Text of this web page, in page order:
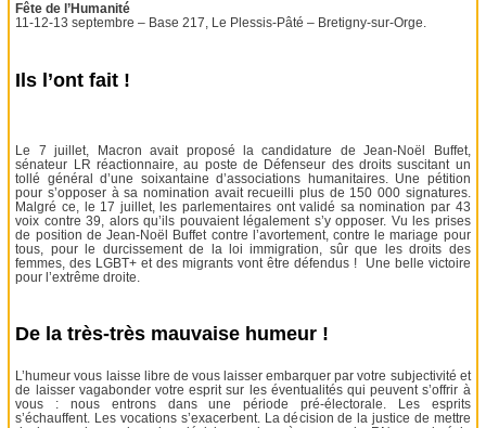
Fête de l’Humanité
11-12-13 septembre – Base 217, Le Plessis-Pâté – Bretigny-sur-Orge.
Ils l’ont fait !
Le 7 juillet, Macron avait proposé la candidature de Jean-Noël Buffet,
sénateur LR réactionnaire, au poste de Défenseur des droits suscitant un
tollé général d’une soixantaine d’associations humanitaires. Une pétition
pour s’opposer à sa nomination avait recueilli plus de 150 000 signatures.
Malgré ce, le 17 juillet, les parlementaires ont validé sa nomination par 43
voix contre 39, alors qu’ils pouvaient légalement s’y opposer. Vu les prises
de position de Jean-Noël Buffet contre l’avortement, contre le mariage pour
tous, pour le durcissement de la loi immigration, sûr que les droits des
femmes, des LGBT+ et des migrants vont être défendus ! Une belle victoire
pour l’extrême droite.
De la très-très mauvaise humeur !
L’humeur vous laisse libre de vous laisser embarquer par votre subjectivité et
de laisser vagabonder votre esprit sur les éventualités qui peuvent s’offrir à
vous : nous entrons dans une période pré-électorale. Les esprits
s’échauffent. Les vocations s’exacerbent. La décision de la justice de mettre